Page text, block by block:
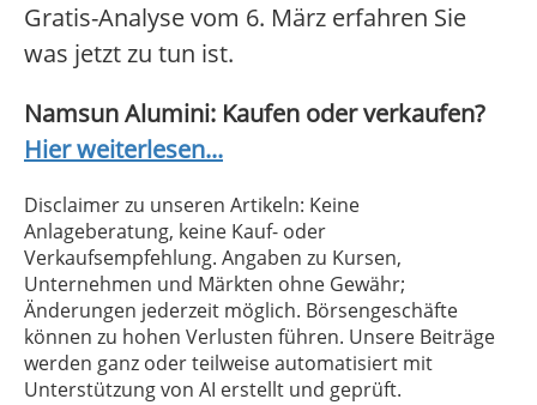
Gratis-Analyse vom 6. März erfahren Sie
was jetzt zu tun ist.
Namsun Alumini: Kaufen oder verkaufen?
Hier weiterlesen...
Disclaimer zu unseren Artikeln: Keine
Anlageberatung, keine Kauf- oder
Verkaufsempfehlung. Angaben zu Kursen,
Unternehmen und Märkten ohne Gewähr;
Änderungen jederzeit möglich. Börsengeschäfte
können zu hohen Verlusten führen. Unsere Beiträge
werden ganz oder teilweise automatisiert mit
Unterstützung von AI erstellt und geprüft.